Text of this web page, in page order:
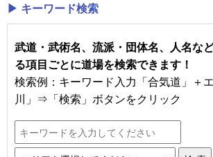
▶ キーワード検索
武道・武術名、流派・団体名、人名な
る項目ごとに道場を検索できます！
検索例：キーワード入力「合気道」＋
川」⇒「検索」ボタンをクリック